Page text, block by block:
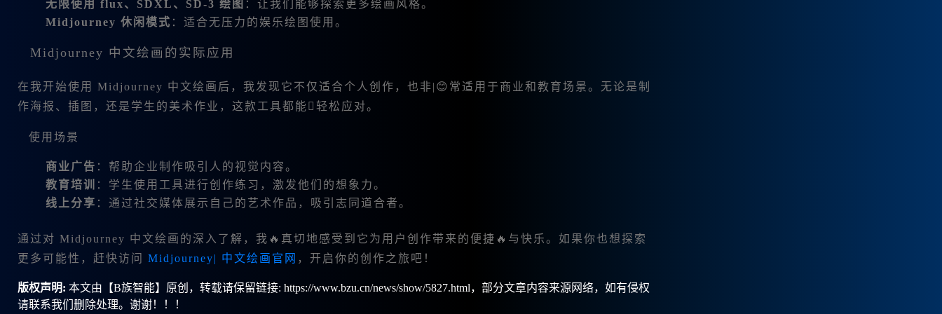
无限使用 flux、SDXL、SD-3 绘图 ：让我们能够探索更多绘画风格。
Midjourney 休闲模式 ：适合无压力的娱乐绘图使用。
Midjourney 中文绘画的实际应用
在我开始使用 Midjourney 中文绘画后，我发现它不仅适合个人创作，也非|😊常适用于商业和教育场景。无论是制
作海报、插图，还是学生的美术作业，这款工具都能轻松应对。
使用场景
商业广告 ：帮助企业制作吸引人的视觉内容。
教育培训
：学生使用工具进行创作练习，激发他们的想象力。
线上分享 ：通过社交媒体展示自己的艺术作品，吸引志同道合者。
通过对 Midjourney 中文绘画的深入了解，我🔥真切地感受到它为用户创作带来的便捷🔥与快乐。如果你也想探索
更多可能性，赶快访问 Midjourney| 中文绘画官网 ，开启你的创作之旅吧！
版权声明: 本文由【B族智能】原创，转载请保留链接: https://www.bzu.cn/news/show/5827.html，部分文章内容来源网络，如有侵权
请联系我们删除处理。谢谢！！！